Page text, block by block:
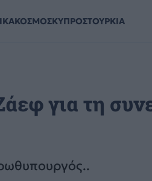
ΚΟΣΜΟΣΚΥΠΡΟΣΤΟΥΡΚΙΑ
για τη